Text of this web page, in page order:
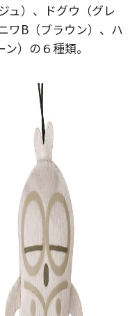
ュ）、ドグウ（グレ
ワB（ブラウン）、ハ
）の６種類。